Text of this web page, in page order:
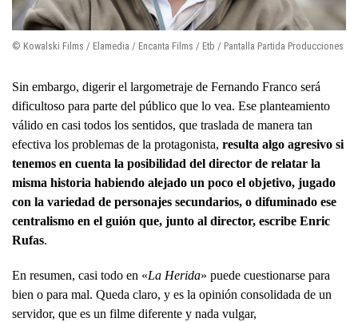
© Kowalski Films / Elamedia / Encanta Films / Etb / Pantalla Partida Producciones
Sin embargo, digerir el largometraje de Fernando Franco será
dificultoso para parte del público que lo vea. Ese planteamiento
válido en casi todos los sentidos, que traslada de manera tan
efectiva los problemas de la protagonista, resulta algo agresivo si
tenemos en cuenta la posibilidad del director de relatar la
misma historia habiendo alejado un poco el objetivo, jugado
con la variedad de personajes secundarios, o difuminado ese
centralismo en el guión que, junto al director, escribe Enric
Rufas.
En resumen, casi todo en «La Herida» puede cuestionarse para
bien o para mal. Queda claro, y es la opinión consolidada de un
servidor, que es un filme diferente y nada vulgar,